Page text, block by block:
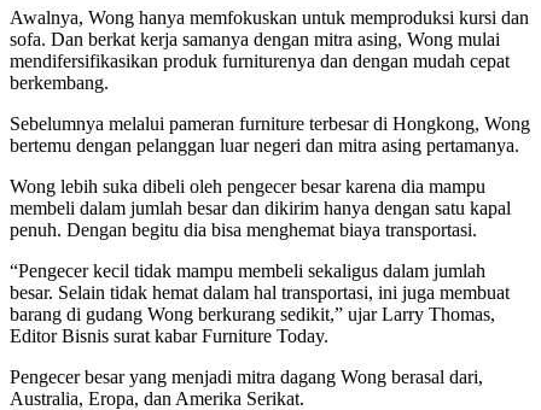
Awalnya, Wong hanya memfokuskan untuk memproduksi kursi dan
sofa. Dan berkat kerja samanya dengan mitra asing, Wong mulai
mendifersifikasikan produk furniturenya dan dengan mudah cepat
berkembang.
Sebelumnya melalui pameran furniture terbesar di Hongkong, Wong
bertemu dengan pelanggan luar negeri dan mitra asing pertamanya.
Wong lebih suka dibeli oleh pengecer besar karena dia mampu
membeli dalam jumlah besar dan dikirim hanya dengan satu kapal
penuh. Dengan begitu dia bisa menghemat biaya transportasi.
“Pengecer kecil tidak mampu membeli sekaligus dalam jumlah
besar. Selain tidak hemat dalam hal transportasi, ini juga membuat
barang di gudang Wong berkurang sedikit,” ujar Larry Thomas,
Editor Bisnis surat kabar Furniture Today.
Pengecer besar yang menjadi mitra dagang Wong berasal dari,
Australia, Eropa, dan Amerika Serikat.